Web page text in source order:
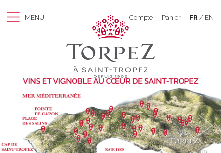
MENU Compte Panier FR EN